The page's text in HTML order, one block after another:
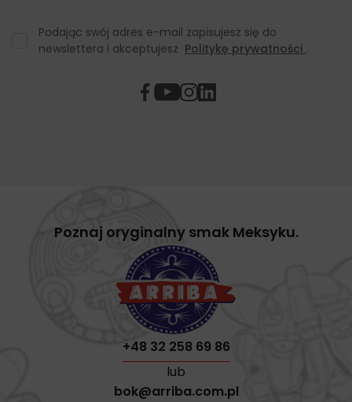
Podając swój adres e-mail zapisujesz się do
newslettera i akceptujesz Politykę prywatności .
Poznaj oryginalny smak Meksyku.
+48 32 258 69 86
lub
bok@arriba.com.pl